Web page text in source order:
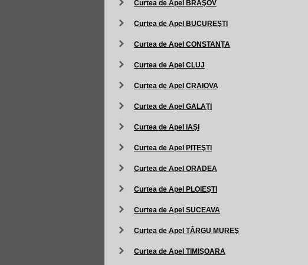
Curtea de Apel BRAŞOV
Curtea de Apel BUCUREŞTI
Curtea de Apel CONSTANŢA
Curtea de Apel CLUJ
Curtea de Apel CRAIOVA
Curtea de Apel GALAŢI
Curtea de Apel IAŞI
Curtea de Apel PITEŞTI
Curtea de Apel ORADEA
Curtea de Apel PLOIEŞTI
Curtea de Apel SUCEAVA
Curtea de Apel TÂRGU MUREŞ
Curtea de Apel TIMIŞOARA